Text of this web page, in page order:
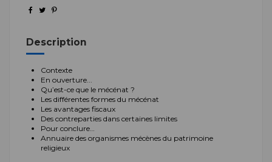
Description
Contexte
En ouverture...
Qu’est-ce que le mécénat ?
Les différentes formes du mécénat
Les avantages fiscaux
Des contreparties dans certaines limites
Pour conclure…
Annuaire des organismes mécènes du patrimoine
religieux